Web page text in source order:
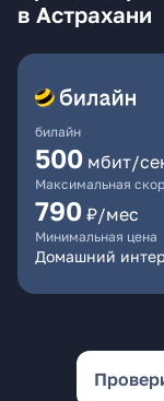
в Астрахани
билайн
500 мбит/
Максимальная
790 ₽/мес
Минимальная цена
Домашний